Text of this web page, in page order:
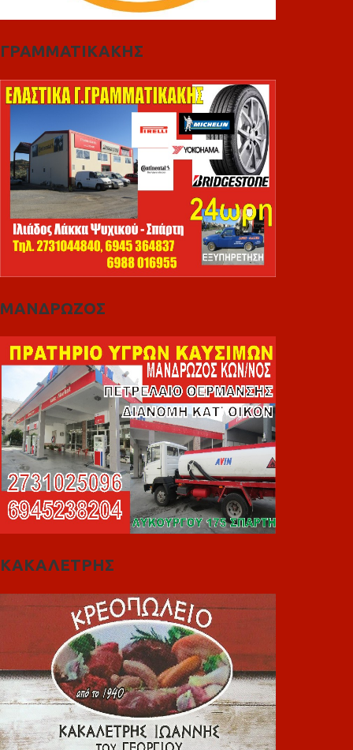
ΓΡΑΜΜΑΤΙΚΑΚΗΣ
ΜΑΝΔΡΩΖΟΣ
ΚΑΚΑΛΕΤΡΗΣ